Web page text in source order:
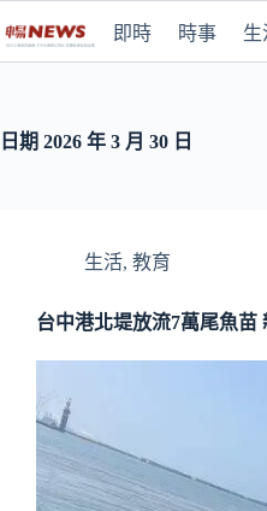
即時 時事 生
日期 2026 年 3 月 30 日
生活, 教育
台中港北堤放流7萬尾魚苗